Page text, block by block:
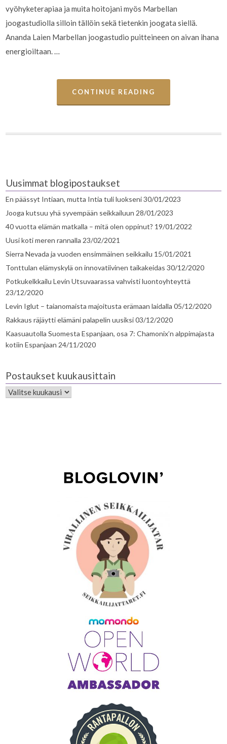
vyöhyketerapiaa ja muita hoitojani myös Marbellan
joogastudiolla silloin tällöin sekä tietenkin joogata siellä.
Ananda Laien Marbellan joogastudio puitteineen on aivan ihana
energioiltaan. …
CONTINUE READING
Uusimmat blogipostaukset
En päässyt Intiaan, mutta Intia tuli luokseni30/01/2023
Jooga kutsuu yhä syvempään seikkailuun 28/01/2023
40 vuotta elämän matkalla – mitä olen oppinut? 19/01/2022
Uusi koti meren rannalla 23/02/2021
Sierra Nevada ja vuoden ensimmäinen seikkailu 15/01/2021
Tonttulan elämyskylä on innovatiivinen taikakeidas 30/12/2020
Potkukelkkailu Levin Utsuvaarassa vahvisti luontoyhteyttä
23/12/2020
Levin Iglut – taianomaista majoitusta erämaan laidalla 05/12/2020
Rakkaus räjäytti elämäni palapelin uusiksi03/12/2020
Kaasuautolla Suomesta Espanjaan, osa 7: Chamonix’n alppimajasta
kotiin Espanjaan 24/11/2020
Postaukset kuukausittain